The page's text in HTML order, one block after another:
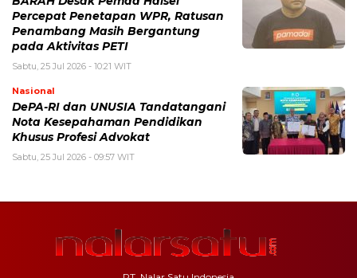
Percepat Penetapan WPR, Ratusan
Penambang Masih Bergantung
pada Aktivitas PETI
Sabtu, 25 Jul 2026 - 10:21 WIT
Nasional
DePA-RI dan UNUSIA Tandatangani
Nota Kesepahaman Pendidikan
Khusus Profesi Advokat
Sabtu, 25 Jul 2026 - 09:57 WIT